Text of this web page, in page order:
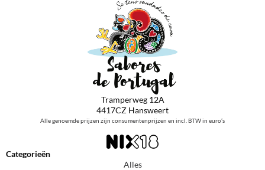
Tramperweg 12A
4417CZ Hansweert
Alle genoemde prijzen zijn consumentenprijzen en incl. BTW in euro’s
Categorieën
Alles